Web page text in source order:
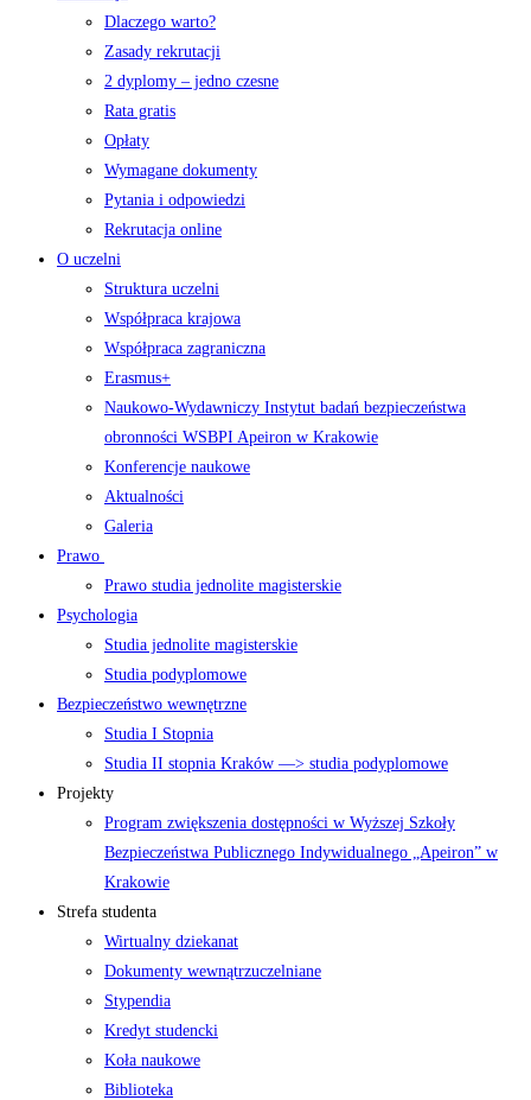
Dlaczego warto?
Zasady rekrutacji
2 dyplomy – jedno czesne
Rata gratis
Opłaty
Wymagane dokumenty
Pytania i odpowiedzi
Rekrutacja online
O uczelni
Struktura uczelni
Współpraca krajowa
Współpraca zagraniczna
Erasmus+
Naukowo-Wydawniczy Instytut badań bezpieczeństwa
obronności WSBPI Apeiron w Krakowie
Konferencje naukowe
Aktualności
Galeria
Prawo
Prawo studia jednolite magisterskie
Psychologia
Studia jednolite magisterskie
Studia podyplomowe
Bezpieczeństwo wewnętrzne
Studia I Stopnia
Studia II stopnia Kraków —> studia podyplomowe
Projekty
Program zwiększenia dostępności w Wyższej Szkoły
Bezpieczeństwa Publicznego Indywidualnego „Apeiron” w
Krakowie
Strefa studenta
Wirtualny dziekanat
Dokumenty wewnątrzuczelniane
Stypendia
Kredyt studencki
Koła naukowe
Biblioteka